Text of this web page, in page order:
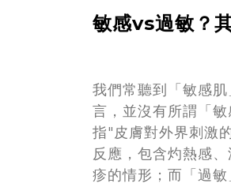
敏感vs過敏？
我們常聽到「敏感
言，並沒有所謂「
指"皮膚對外界刺激
反應，包含灼熱感
疹的情形；而「過